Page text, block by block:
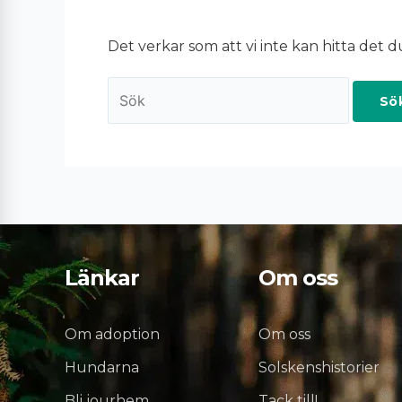
Det verkar som att vi inte kan hitta det
Länkar
Om adoption
Hundarna
Om oss
Om oss
Solskenshistorier